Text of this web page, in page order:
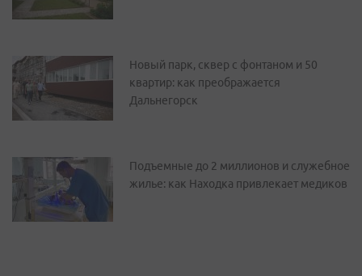
Новый парк, сквер с фонтаном и 50
квартир: как преображается
Дальнегорск
Подъемные до 2 миллионов и служебное
жилье: как Находка привлекает медиков